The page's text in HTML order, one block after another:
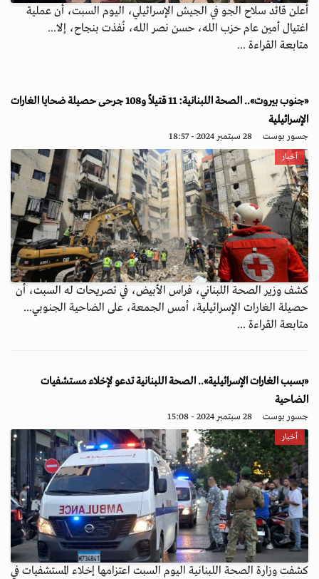
أعلن قائد سلاح الجو في الجيش الإسرائيلي، اليوم السبت، أن عملية
اغتيال أمين عام حزب الله، حسن نصر الله، نُفذت بنجاح، إلا...
متابعة القراءة ...
«جنوب بيروت».. الصحة اللبنانية: 11 قتيلاً و108 جرحى حصيلة ضحايا الغارات
الإسرائيلية
جسور بوست 28 سبتمبر 2024 - 18:57
أخبار
كشف وزير الصحة اللبناني، فراس الأبيض، في تصريحات له السبت، أن
حصيلة الغارات الإسرائيلية، أمس الجمعة، على الضاحية الجنوبي...
متابعة القراءة ...
«بسبب الغارات الإسرائيلية».. الصحة اللبنانية تدعو لإخلاء مستشفيات
الضاحية
جسور بوست 28 سبتمبر 2024 - 15:08
أخبار
كشفت وزارة الصحة اللبنانية اليوم السبت اعتزامها إخلاء المستشفيات في